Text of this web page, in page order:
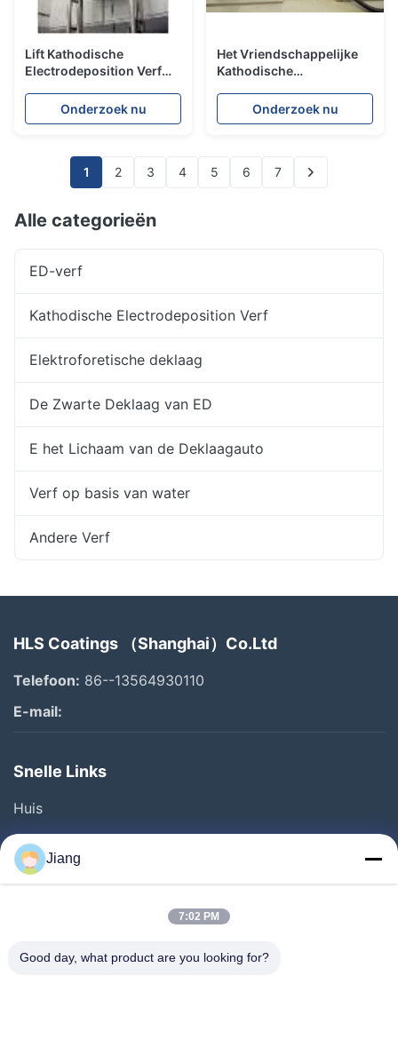
Lift Kathodische
Electrodeposition Verf
Titaniumpigment/Antiroestpigment
Onderzoek nu
Het Vriendschappelijke
Kathodische
ISO9001 Eco Schilderen
voor Ijskast
Onderzoek nu
1 2 3 4 5 6 7
Alle categorieën
ED-verf
Kathodische Electrodeposition Verf
Elektroforetische deklaag
De Zwarte Deklaag van ED
E het Lichaam van de Deklaagauto
Verf op basis van water
Andere Verf
HLS Coatings （Shanghai）Co.Ltd
Telefoon: 86--13564930110
E-mail:
Snelle Links
Huis
Producten
Video's
Fabriekstour
Jiang
7:02 PM
Good day, what product are you looking for?